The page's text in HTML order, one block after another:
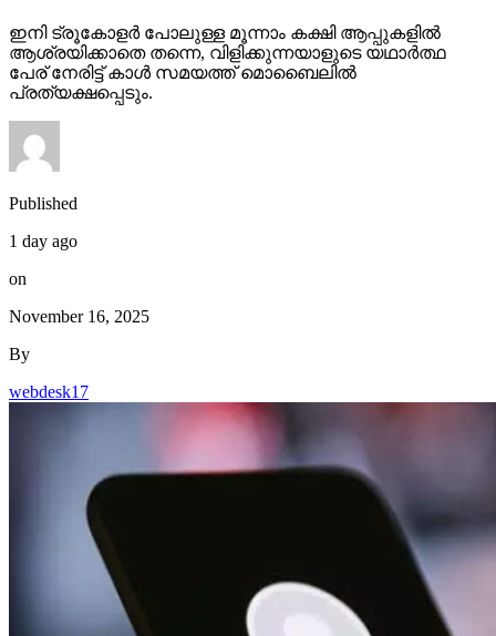
ഇനി ട്രൂകോളര്‍ പോലുള്ള മൂന്നാം കക്ഷി ആപ്പുകളില്‍
ആശ്രയിക്കാതെ തന്നെ, വിളിക്കുന്നയാളുടെ യഥാര്‍ത്ഥ
പേര് നേരിട്ട് കാള്‍ സമയത്ത് മൊബൈലില്‍
പ്രത്യക്ഷപ്പെടും.
Published
1 day ago
on
November 16, 2025
By
webdesk17